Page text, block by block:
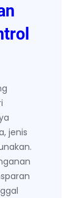
jenis